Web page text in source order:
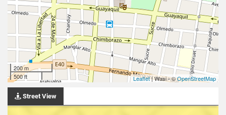
200 m
500 ft
Leaflet| Wasi - ©OpenStreetMap
Street View